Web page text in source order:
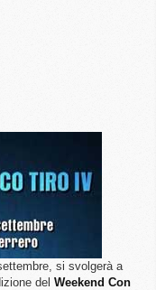
si svolgerà a
del Weekend Con